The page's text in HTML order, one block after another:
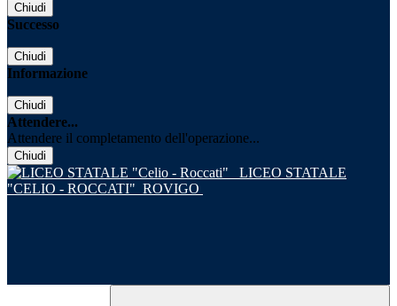
Chiudi
Successo
Chiudi
Informazione
Chiudi
Attendere...
Attendere il completamento dell'operazione...
Chiudi
LICEO STATALE
"CELIO - ROCCATI" ROVIGO